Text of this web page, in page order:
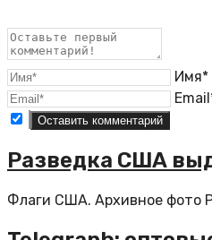
Имя*
Разведка США
Флаги США. Архивное фото